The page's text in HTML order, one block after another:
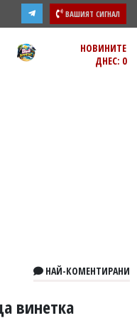
ВАШИЯТ СИГНАЛ
НОВИНИТЕ
ДНЕС: 0
НАЙ-КОМЕНТИРАНИ
винетка